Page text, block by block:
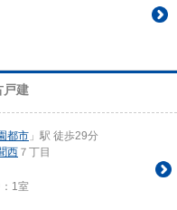
建
都市 」駅 徒歩29分
西 ７丁目
1室